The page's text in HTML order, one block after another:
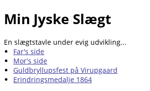
Min Jyske Slægt
En slægtstavle under evig udvikling...
Far's side
Mor's side
Guldbryllupsfest på Virupgaard
Erindringsmedalje 1864